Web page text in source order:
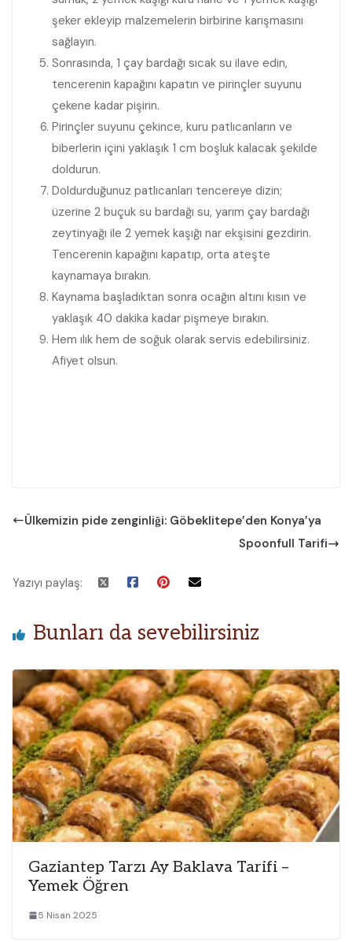
şeker ekleyip malzemelerin birbirine karışmasını
sağlayın.
Sonrasında, 1 çay bardağı sıcak su ilave edin,
tencerenin kapağını kapatın ve pirinçler suyunu
çekene kadar pişirin.
Pirinçler suyunu çekince, kuru patlıcanların ve
biberlerin içini yaklaşık 1 cm boşluk kalacak şekilde
doldurun.
Doldurduğunuz patlıcanları tencereye dizin;
üzerine 2 buçuk su bardağı su, yarım çay bardağı
zeytinyağı ile 2 yemek kaşığı nar ekşisini gezdirin.
Tencerenin kapağını kapatıp, orta ateşte
kaynamaya bırakın.
Kaynama başladıktan sonra ocağın altını kısın ve
yaklaşık 40 dakika kadar pişmeye bırakın.
Hem ılık hem de soğuk olarak servis edebilirsiniz.
Afiyet olsun.
Ülkemizin pide zenginliği: Göbeklitepe’den Konya’ya
Spoonfull Tarifi
Yazıyı paylaş:
Bunları da sevebilirsiniz
Gaziantep Tarzı Ay Baklava Tarifi –
Yemek Öğren
5 Nisan 2025